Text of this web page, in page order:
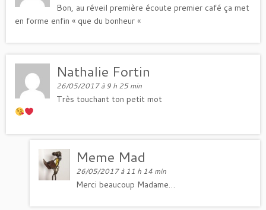
Bon, au réveil première écoute premier café ça met
en forme enfin « que du bonheur «
Nathalie Fortin
26/05/2017 à 9 h 25 min
Très touchant ton petit mot
Meme Mad
26/05/2017 à 11 h 14 min
Merci beaucoup Madame…